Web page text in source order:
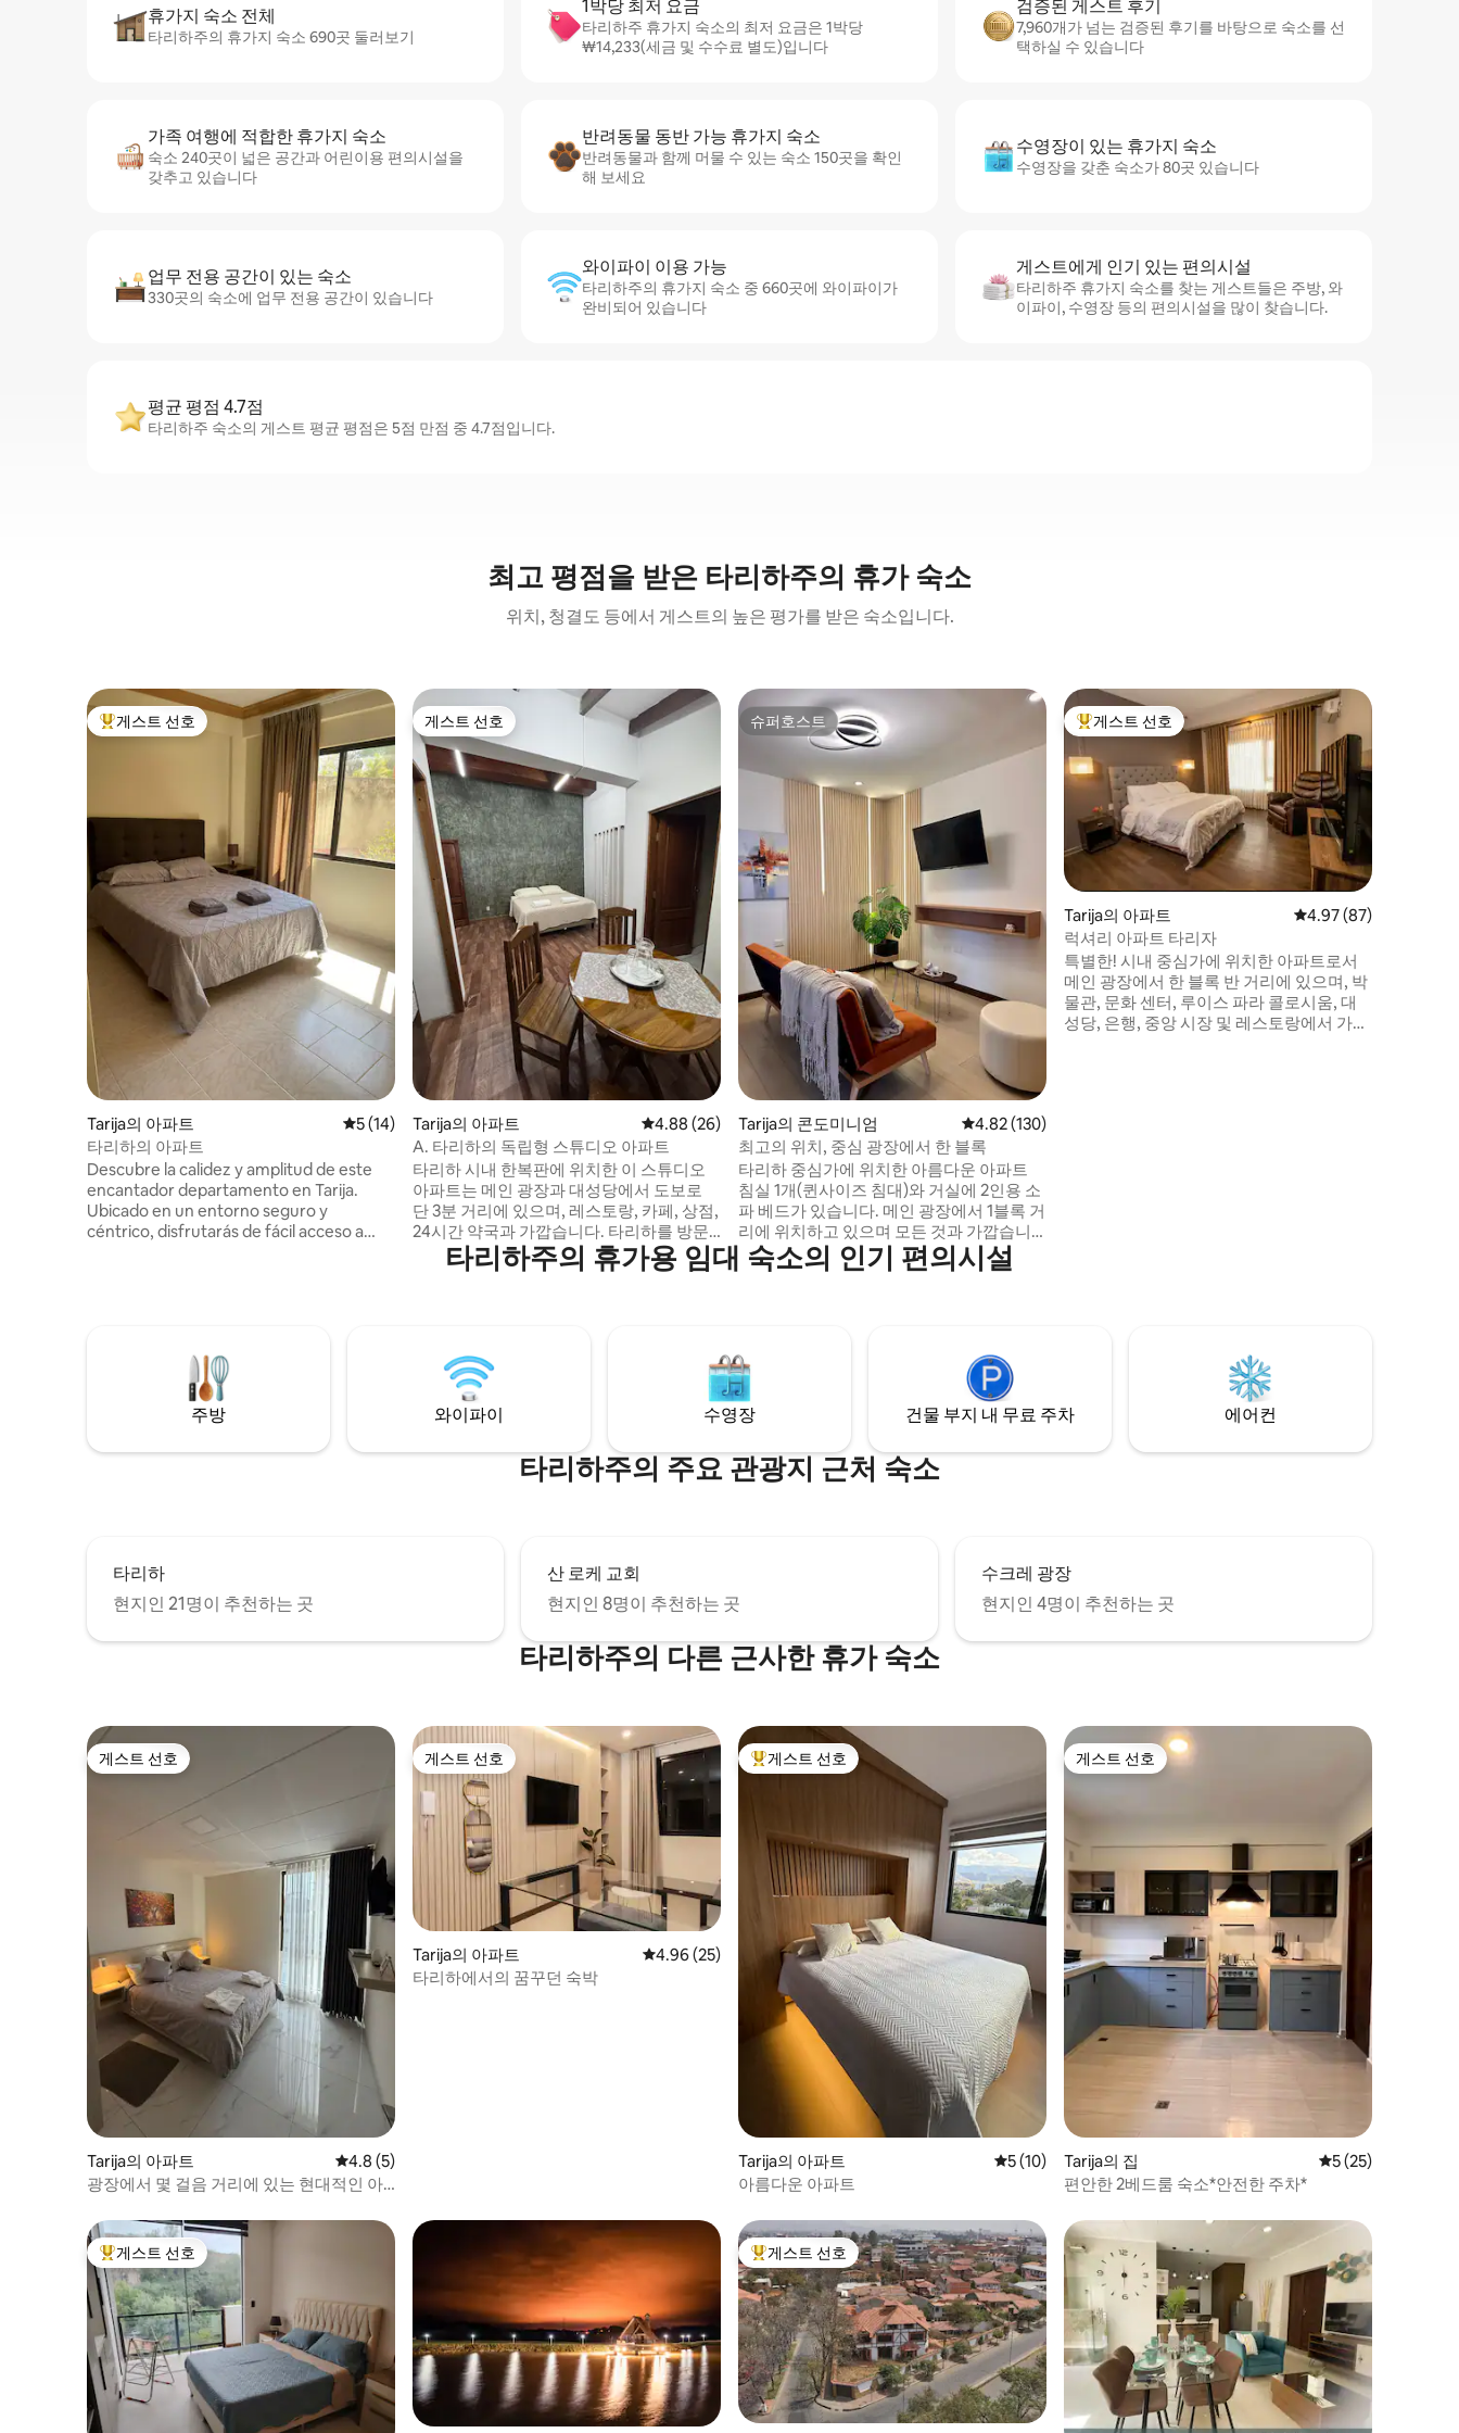
휴가지 숙소 전체
타리하주의 휴가지 숙소 690곳 둘러보기
1박당 최저 요금
타리하주 휴가지 숙소의 최저 요금은 1박당
₩14,233(세금 및 수수료 별도)입니다
검증된 게스트 후기
7,960개가 넘는 검증된 후기를 바탕으로 숙소를 선
택하실 수 있습니다
가족 여행에 적합한 휴가지 숙소
숙소 240곳이 넓은 공간과 어린이용 편의시설을
갖추고 있습니다
반려동물 동반 가능 휴가지 숙소
반려동물과 함께 머물 수 있는 숙소 150곳을 확인
해 보세요
수영장이 있는 휴가지 숙소
수영장을 갖춘 숙소가 80곳 있습니다
업무 전용 공간이 있는 숙소
330곳의 숙소에 업무 전용 공간이 있습니다
와이파이 이용 가능
타리하주의 휴가지 숙소 중 660곳에 와이파이가
완비되어 있습니다
게스트에게 인기 있는 편의시설
타리하주 휴가지 숙소를 찾는 게스트들은 주방, 와
이파이, 수영장 등의 편의시설을 많이 찾습니다.
평균 평점 4.7점
타리하주 숙소의 게스트 평균 평점은 5점 만점 중 4.7점입니다.
최고 평점을 받은 타리하주의 휴가 숙소
위치, 청결도 등에서 게스트의 높은 평가를 받은 숙소입니다.
상위 게스트 선호
게스트 선호
Tarija의 아파트 평점 5점(5점 만점), 후기 14개
5 (14)
타리하의 아파트
Descubre la calidez y amplitud de este
encantador departamento en Tarija.
Ubicado en un entorno seguro y
céntrico, disfrutarás de fácil acceso a
게스트 선호
게스트 선호
Tarija의 아파트 평점 4.88점(5점 만점), 후기 26개
4.88 (26)
A. 타리하의 독립형 스튜디오 아파트
타리하 시내 한복판에 위치한 이 스튜디오
아파트는 메인 광장과 대성당에서 도보로
단 3분 거리에 있으며, 레스토랑, 카페, 상점,
24시간 약국과 가깝습니다. 타리하를 방문
하는 나홀로 여행객이나 커플에게 이상적입
니다. 다음이 포함됩니다. - 더블사이즈 침대
레인지, 다리미판, 생수가 있습니다.
슈퍼호스트
슈퍼호스트
Tarija의 콘도미니엄 평점 4.82점(5점 만점), 후기 130개
4.82 (130)
최고의 위치, 중심 광장에서 한 블록
타리하 중심가에 위치한 아름다운 아파트
침실 1개(퀸사이즈 침대)와 거실에 2인용 소
파 베드가 있습니다. 메인 광장에서 1블록 거
리에 위치하고 있으며 모든 것과 가깝습니
다. 플라즈엘라 수크레, 중앙 시장, 레스토
랑, 약국, 교통 수단 등이 가깝습니다. 스마
있습니다. 공식 환율을 적용하지 않습니다.
상위 게스트 선호
게스트 선호
Tarija의 아파트 평점 4.97점(5점 만점),
4.97 (87)
럭셔리 아파트 타리자
특별한! 시내 중심가에 위치한 아파트로서
메인 광장에서 한 블록 반 거리에 있으며, 박
물관, 문화 센터, 루이스 파라 콜로시움, 대
성당, 은행, 중앙 시장 및 레스토랑에서 가깝
타리하주의 휴가용 임대 숙소의 인기 편의시설
주방 와이파이 수영장 건물 부지 내 무료 주차 에어컨
타리하주의 주요 관광지 근처 숙소
타리하
현지인 21명이 추천하는 곳
산 로케 교회
현지인 8명이 추천하는 곳
수크레 광장
현지인 4명이 추천하는 곳
타리하주의 다른 근사한 휴가 숙소
게스트 선호
게스트 선호
Tarija의 아파트 평점 4.8점(5점 만점), 후기 5개
4.8 (5)
광장에서 몇 걸음 거리에 있는 현대적인 아
게스트 선호
게스트 선호
Tarija의 아파트 평점 4.96점(5점 만점), 후기 25개
4.96 (25)
타리하에서의 꿈꾸던 숙박
상위 게스트 선호
게스트 선호
Tarija의 아파트 평점 5점(5점 만점), 후기 10개
5 (10)
아름다운 아파트
게스트 선호
게스트 선호
Tarija의 집 평점 5점(5점 만점
5 (25)
편안한 2베드룸 숙소*안전한 주차*
상위 게스트 선호
게스트 선호 상위 게스트 선호
게스트 선호